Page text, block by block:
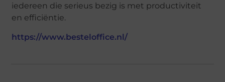
iedereen die serieus bezig is met productiviteit
en efficiëntie.
https://www.besteloffice.nl/